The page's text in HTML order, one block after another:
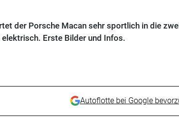
der Porsche Macan sehr sportlich in die
Erste Bilder und Infos.
Autoflotte bei Google